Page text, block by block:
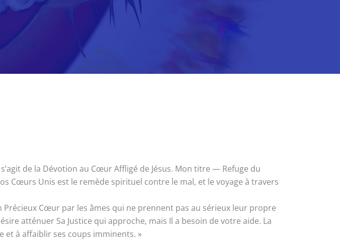
de la Dévotion au Cœur Affligé de Jésus. Mon titre — Refuge du
Cœurs Unis est le remède spirituel contre le mal, et le voyage à travers
Précieux Cœur par les âmes qui ne prennent pas au sérieux leur propre
atténuer Sa Justice qui approche, mais Il a besoin de votre aide. La
et à affaiblir ses coups imminents. »